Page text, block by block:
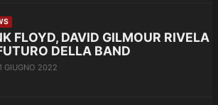
FLOYD, DAVID GILMOUR RIVELA
DELLA BAND
GIUGNO 2022